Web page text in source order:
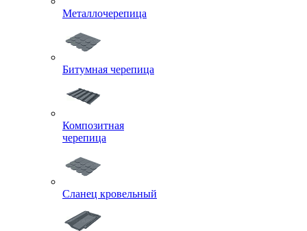
Металлочерепица
Битумная черепица
Композитная
черепица
Сланец кровельный